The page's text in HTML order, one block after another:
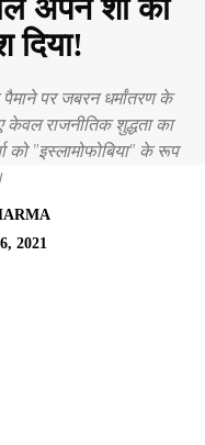
अपने शो को
पर जबरन धर्मांतरण के
राजनीतिक शुद्धता का
को "इस्लामोफोबिया" के रूप
2021